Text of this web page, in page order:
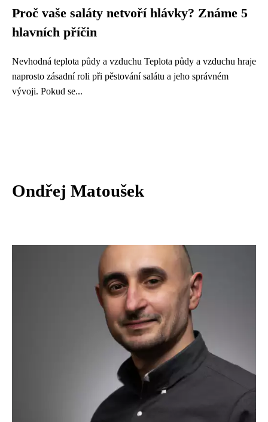
Proč vaše saláty netvoří hlávky? Známe 5
hlavních příčin
Nevhodná teplota půdy a vzduchu Teplota půdy a vzduchu hraje
naprosto zásadní roli při pěstování salátu a jeho správném
vývoji. Pokud se...
Ondřej Matoušek